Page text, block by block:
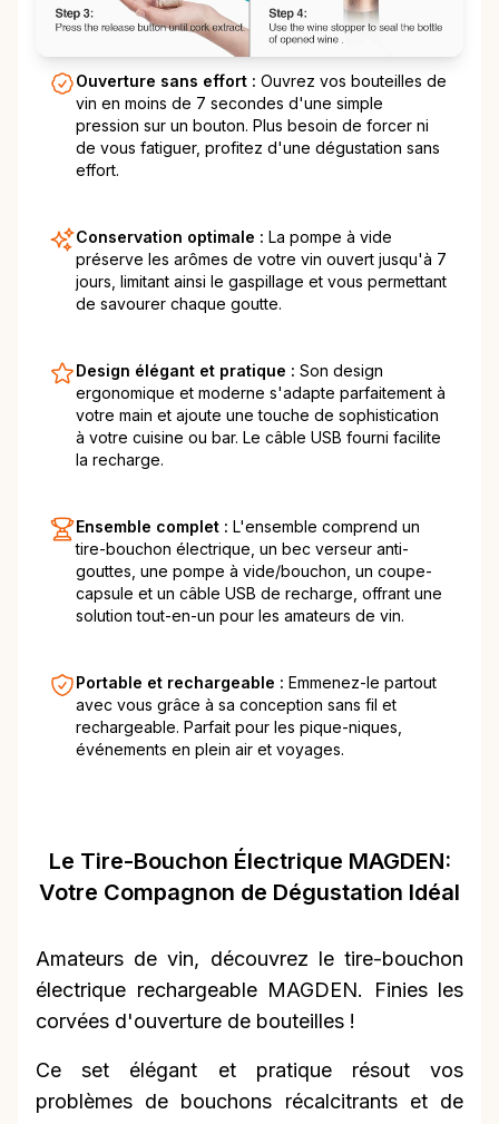
Ouverture sans effort : Ouvrez vos bouteilles de
vin en moins de 7 secondes d'une simple
pression sur un bouton. Plus besoin de forcer ni
de vous fatiguer, profitez d'une dégustation sans
effort.
Conservation optimale : La pompe à vide
préserve les arômes de votre vin ouvert jusqu'à 7
jours, limitant ainsi le gaspillage et vous permettant
de savourer chaque goutte.
Design élégant et pratique : Son design
ergonomique et moderne s'adapte parfaitement à
votre main et ajoute une touche de sophistication
à votre cuisine ou bar. Le câble USB fourni facilite
la recharge.
Ensemble complet : L'ensemble comprend un
tire-bouchon électrique, un bec verseur anti-
gouttes, une pompe à vide/bouchon, un coupe-
capsule et un câble USB de recharge, offrant une
solution tout-en-un pour les amateurs de vin.
Portable et rechargeable : Emmenez-le partout
avec vous grâce à sa conception sans fil et
rechargeable. Parfait pour les pique-niques,
événements en plein air et voyages.
Le Tire-Bouchon Électrique MAGDEN:
Votre Compagnon de Dégustation Idéal
Amateurs de vin, découvrez le tire-bouchon
électrique rechargeable MAGDEN. Finies les
corvées d'ouverture de bouteilles !
Ce set élégant et pratique résout vos
problèmes de bouchons récalcitrants et de